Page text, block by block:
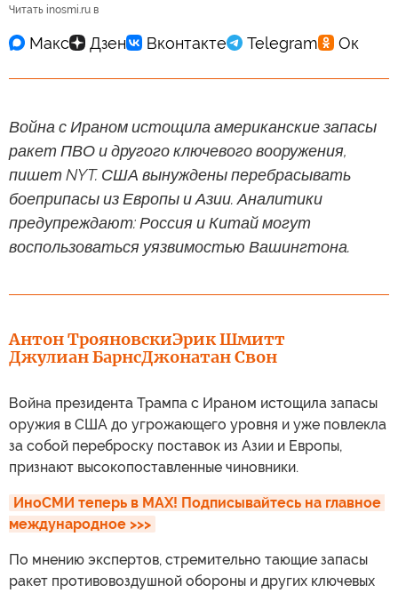
Читать inosmi.ru в
Война с Ираном истощила американские запасы
ракет ПВО и другого ключевого вооружения,
пишет NYT. США вынуждены перебрасывать
боеприпасы из Европы и Азии. Аналитики
предупреждают: Россия и Китай могут
воспользоваться уязвимостью Вашингтона.
Антон ТрояновскиЭрик Шмитт
Джулиан БарнсДжонатан Свон
Война президента Трампа с Ираном истощила запасы
оружия в США до угрожающего уровня и уже повлекла
за собой переброску поставок из Азии и Европы,
признают высокопоставленные чиновники.
ИноСМИ теперь в MAX! Подписывайтесь на главное
международное >>>
По мнению экспертов, стремительно тающие запасы
ракет противовоздушной обороны и других ключевых